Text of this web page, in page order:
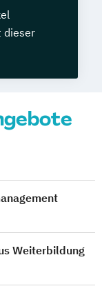
dieser
Weiterbildung